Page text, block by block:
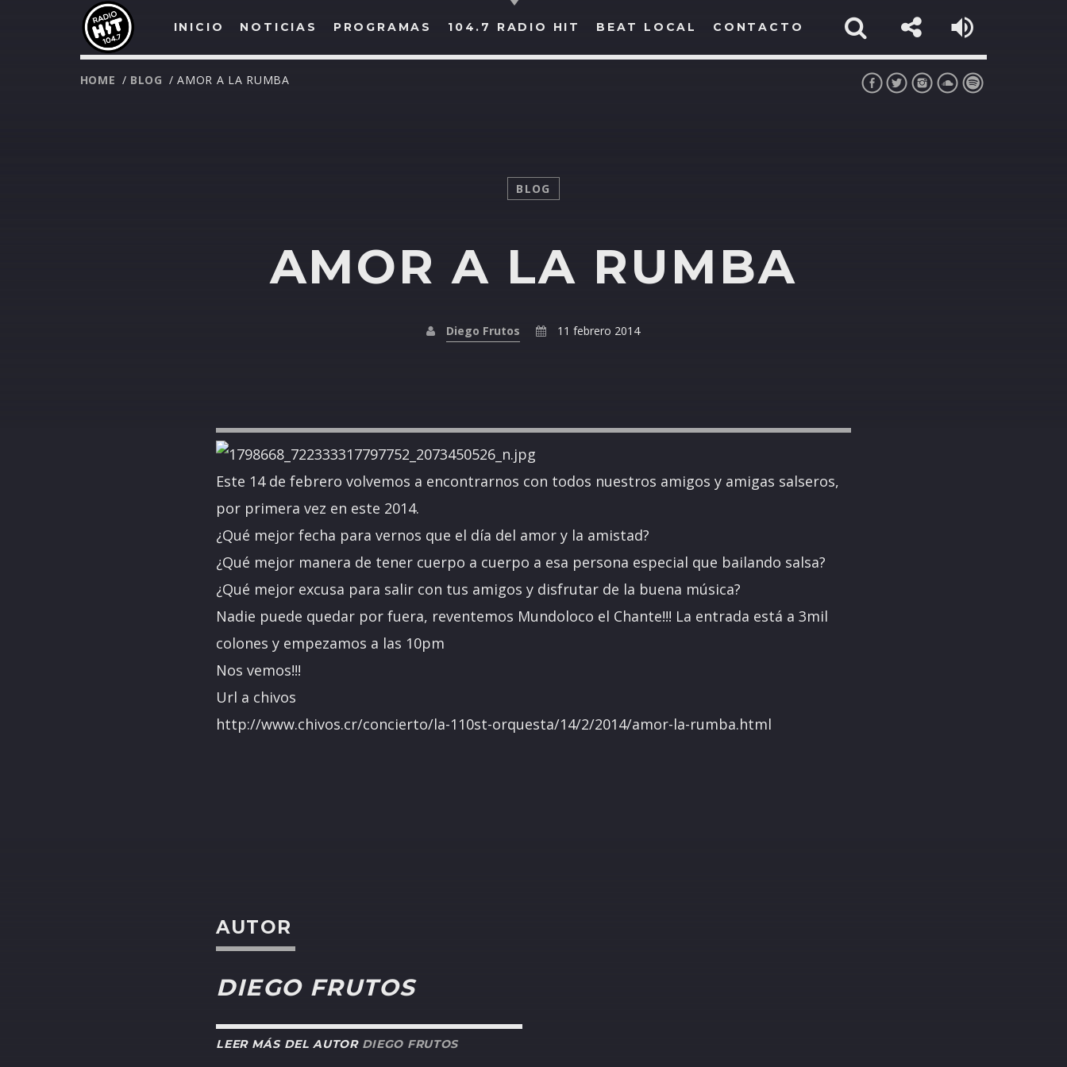
INICIO NOTICIAS PROGRAMAS 104.7 RADIO HIT BEAT LOCAL CONTACTO
BUSCAR EN RADIO HIT
COMPARTE EN...
Twitter Facebook Whatsapp
HOME / BLOG / AMOR A LA RUMBA
BLOG
AMOR A LA RUMBA
Diego Frutos 11 febrero 2014
Este 14 de febrero volvemos a encontrarnos con todos nuestros amigos y amigas salseros,
por primera vez en este 2014.
¿Qué mejor fecha para vernos que el día del amor y la amistad?
¿Qué mejor manera de tener cuerpo a cuerpo a esa persona especial que bailando salsa?
¿Qué mejor excusa para salir con tus amigos y disfrutar de la buena música?
Nadie puede quedar por fuera, reventemos Mundoloco el Chante!!! La entrada está a 3mil
colones y empezamos a las 10pm
Nos vemos!!!
Url a chivos
http://www.chivos.cr/concierto/la-110st-orquesta/14/2/2014/amor-la-rumba.html
AUTOR
DIEGO FRUTOS
LEER MÁS DEL AUTOR DIEGO FRUTOS